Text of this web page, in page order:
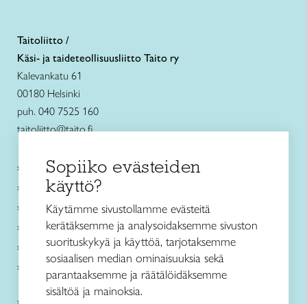
Taitoliitto /
Käsi- ja taideteollisuusliitto Taito ry
Kalevankatu 61
00180 Helsinki
puh. 040 7525 160
taitoliitto@taito.fi
Käsityökurssit ja koulutus
Ajankohtaista
Käsityöohjeet
Me olemme Taito
Paikallinen toiminta
Verkkokaupat
Sopiiko evästeiden
käyttö?
Käytämme sivustollamme evästeitä
kerätäksemme ja analysoidaksemme sivuston
suorituskykyä ja käyttöä, tarjotaksemme
sosiaalisen median ominaisuuksia sekä
parantaaksemme ja räätälöidäksemme
sisältöä ja mainoksia.